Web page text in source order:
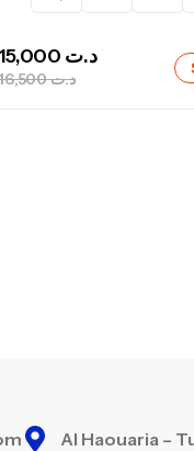
د.ت16,500
د.ت
Al Haouaria –